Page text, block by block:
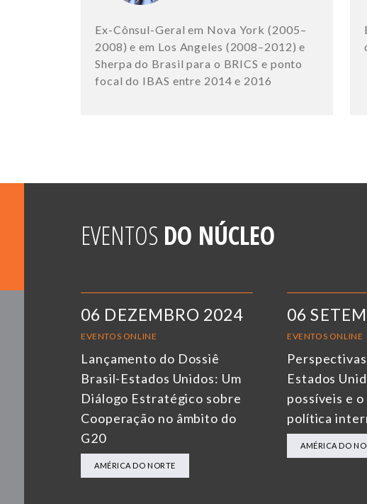
Ex-Cônsul-Geral em Nova York (2005–
2008) e em Los Angeles (2008–2012) e
Sherpa do Brasil para o BRICS e ponto
focal do IBAS entre 2014 e 2016
EVENTOS DO NÚCLEO
06 DEZEMBRO 2024
EVENTOS ONLINE
Lançamento do Dossiê
Brasil-Estados Unidos: Um
Diálogo Estratégico sobre
Cooperação no âmbito do
G20
AMÉRICA DO NORTE
06
EVENTOS ONLINE
Estados
possíveis e
política
AMÉRICA DO